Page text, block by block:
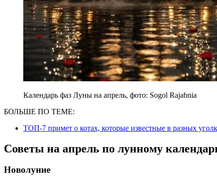
Календарь фаз Луны на апрель, фото: Sogol Rajabnia
БОЛЬШЕ ПО ТЕМЕ:
ТОП-7 примет о котах, которые известные в разных
Советы на апрель по лунному
Новолуние